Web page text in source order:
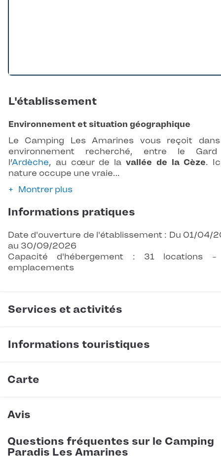
L'établissement
Environnement et situation géographique
Le Camping Les Amarines vous reçoit
environnement recherché, entre le
l’Ardèche, au cœur de la vallée de la Cèze.
nature occupe une vraie…
Montrer plus
Informations pratiques
Date d'ouverture de l'établissement : Du 01/04/
au 30/09/2026
Capacité d'hébergement : 31 locations
emplacements
Services et activités
Informations touristiques
Carte
Avis
Questions fréquentes sur le Camping
Paradis Les Amarines